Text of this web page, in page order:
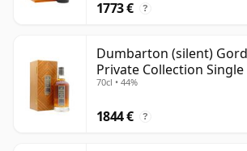
1773 € ?
Dumbarton (silent)
Private Collection Single
años
70cl • 44%
1844 € ?